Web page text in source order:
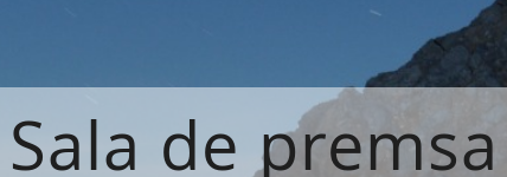
Sala de premsa